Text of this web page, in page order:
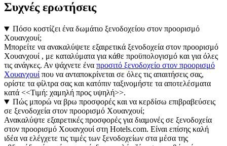
Συχνές ερωτήσεις
Πόσο κοστίζει ένα δωμάτιο ξενοδοχείου στον προορισμό
Χουανχουί;
Μπορείτε να ανακαλύψετε εξαιρετικά ξενοδοχεία στον προορισμό
Χουανχουί , με καταλύματα για κάθε προϋπολογισμό και για όλες
τις ανάγκες. Αν ψάχνετε ένα προσιτό ξενοδοχείο στον προορισμό
Χουανχουί που να ανταποκρίνεται σε όλες τις απαιτήσεις σας,
ορίστε τα φίλτρα σας και κατόπιν ταξινομήστε τα αποτελέσματα
κατά <<Τιμή: χαμηλή προς υψηλή>>.
Πώς μπορώ να βρω προσφορές και να κερδίσω επιβραβεύσεις
σε ξενοδοχεία στον προορισμό Χουανχουί;
Ανακαλύψτε εξαιρετικές προσφορές για διαμονές σε ξενοδοχεία
στον προορισμό Χουανχουί στη Hotels.com. Είναι επίσης καλή
ιδέα να ελέγχετε τις τιμές των ξενοδοχείων στα μέσα της